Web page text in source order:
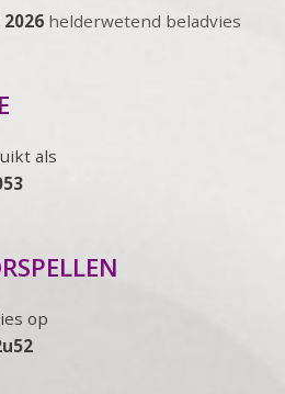
helderwetend beladvies
als
op